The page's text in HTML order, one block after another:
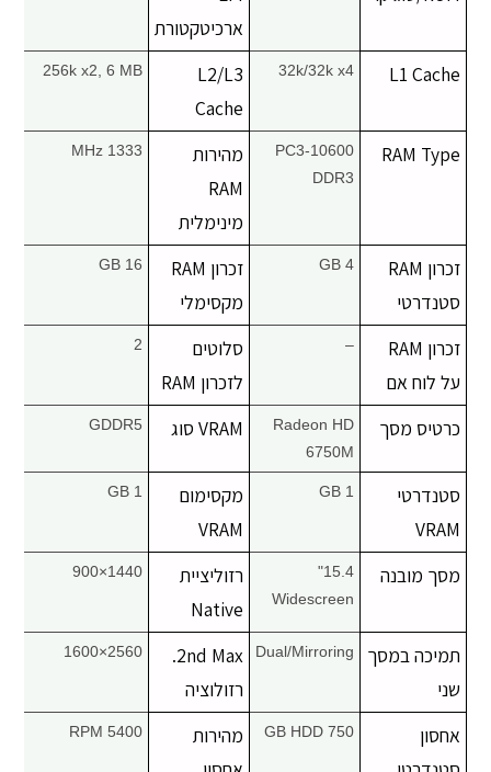
ארכיטקטורת
L1 Cache
32k/32k x4
L2/L3
Cache
256k x2, 6 MB
RAM Type
PC3-10600
DDR3
מהירות
RAM
מינימלית
1333 MHz
זכרון RAM
סטנדרטי
4 GB
זכרון RAM
מקסימלי
16 GB
זכרון RAM
על לוח אם
–
סלוטים
לזכרון RAM
2
כרטיס מסך
Radeon HD
6750M
VRAM סוג GDDR5
סטנדרטי
VRAM
1 GB
מקסימום
VRAM
1 GB
מסך מובנה
15.4"
Widescreen
רזוליציית
Native
1440×900
תמיכה במסך
שני
Dual/Mirroring
2nd Max.
רזולוציה
2560×1600
אחסון
750 GB HDD
מהירות
5400 RPM